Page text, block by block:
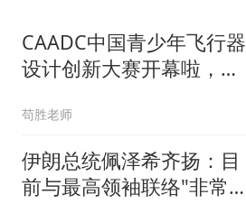
CAADC中国青少年飞行器
设计创新大赛开幕啦，来
苟胜老师
伊朗总统佩泽希齐扬：目
前与最高领袖联络"非常困